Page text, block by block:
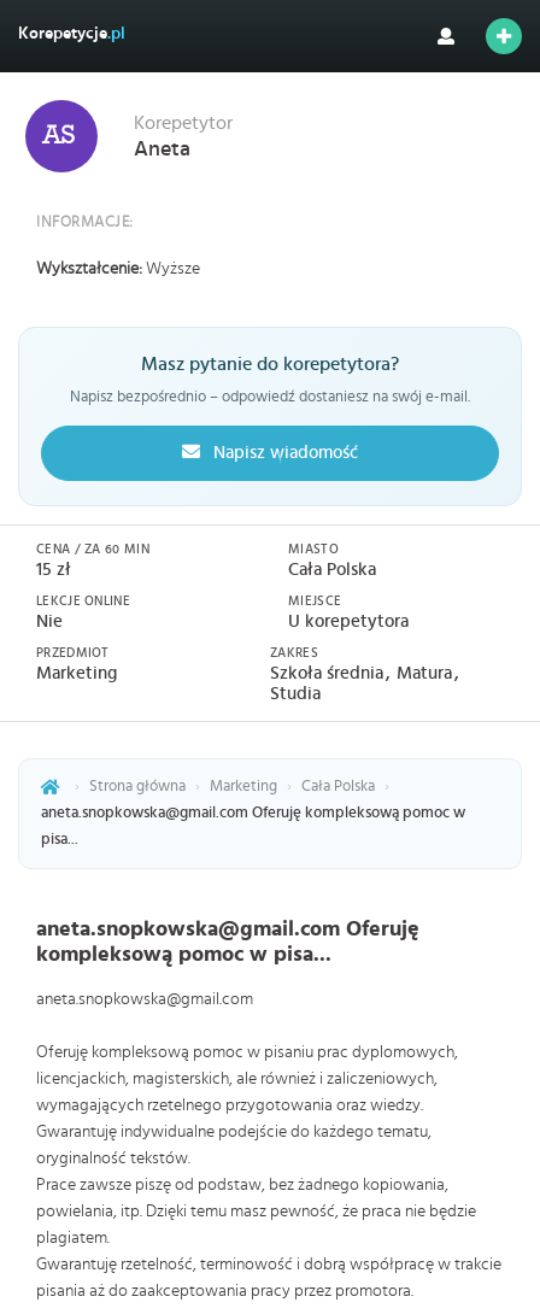
Korepetycje.pl
Korepetytor
Aneta
INFORMACJE:
Wykształcenie: Wyższe
Masz pytanie do korepetytora?
Napisz bezpośrednio – odpowiedź dostaniesz na swój e-mail.
Napisz wiadomość
CENA / ZA 60 MIN
15 zł
LEKCJE ONLINE
Nie
MIASTO
Cała Polska
MIEJSCE
U korepetytora
PRZEDMIOT
Marketing
ZAKRES
Szkoła średnia Matura
Studia
› Strona główna › Marketing › Cała Polska
›
aneta.snopkowska@gmail.com Oferuję kompleksową pomoc w
pisa...
aneta.snopkowska@gmail.com Oferuję
kompleksową pomoc w pisa...
aneta.snopkowska@gmail.com
Oferuję kompleksową pomoc w pisaniu prac dyplomowych,
licencjackich, magisterskich, ale również i zaliczeniowych,
wymagających rzetelnego przygotowania oraz wiedzy.
Gwarantuję indywidualne podejście do każdego tematu,
oryginalność tekstów.
Prace zawsze piszę od podstaw, bez żadnego kopiowania,
powielania, itp. Dzięki temu masz pewność, że praca nie będzie
plagiatem.
Gwarantuję rzetelność, terminowość i dobrą współpracę w trakcie
pisania aż do zaakceptowania pracy przez promotora.